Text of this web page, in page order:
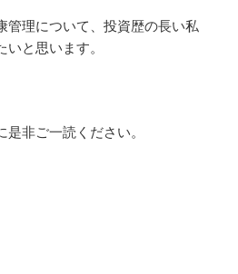
管理について、投資歴の長い私
と思います。
是非ご一読ください。